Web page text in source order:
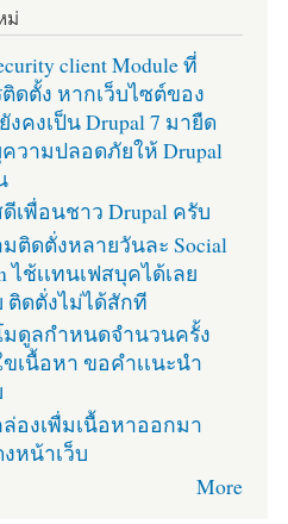
ม่
client Module ที่
ดตั้ง หากเว็บไซต์ของ
คงเป็น Drupal 7 มายืด
วามปลอดภัยให้ Drupal
เพื่อนชาว Drupal ครับ
ติดตั่งหลายวันละ Social
ไช้เเทนเฟสบุคได้เลย
ติดตั่งไม่ได้สักที
ดูลกำหนดจำนวนครั้ง
ขเนื้อหา ขอคำเเนะนำ
องเพื่มเนื้อหาออกมา
หน้าเว็บ
More